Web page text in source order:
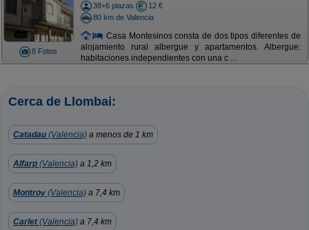
8 Fotos
38+6 plazas
12 €
80 km de Valencia
Casa Montesinos consta de dos tipos diferentes de
alojamiento rural albergue y apartamentos. Albergue:
habitaciones independientes con una c ...
Cerca de Llombai:
Catadau (Valencia) a menos de 1 km
Alfarp (Valencia) a 1,2 km
Montroy (Valencia) a 7,4 km
Carlet(Valencia) a 7,4 km